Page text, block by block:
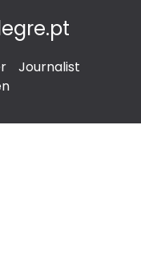
Journalist